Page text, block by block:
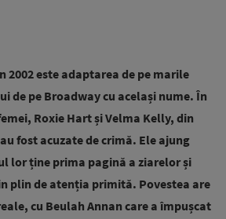
2002 este adaptarea de pe marile
de pe Broadway cu același nume. În
Roxie Hart șiVelma Kelly, din
fost acuzate de crimă. Ele ajung
lor ține prima pagină a ziarelor și
plin de atenția primită. Povestea are
cu Beulah Annan care a împușcat